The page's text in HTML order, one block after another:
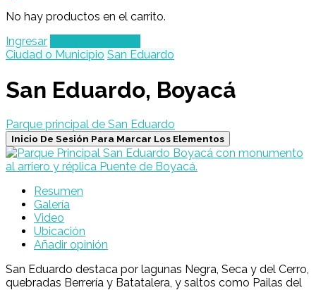
No hay productos en el carrito.
Ingresar
Ciudad o Municipio San Eduardo
San Eduardo, Boyacá
Parque principal de San Eduardo
Inicio De Sesión Para Marcar Los Elementos
Resumen
Galería
Video
Ubicación
Añadir opinión
San Eduardo destaca por lagunas Negra, Seca y del Cerro,
quebradas Berrería y Batatalera, y saltos como Pailas del